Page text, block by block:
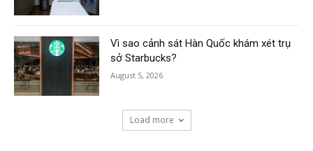
Vì sao cảnh sát Hàn Quốc khám xét trụ
sở Starbucks?
August 5, 2026
Load more